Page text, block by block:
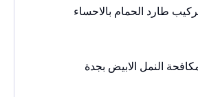
طارد الحمام بالاحساء
النمل الابيض بجدة